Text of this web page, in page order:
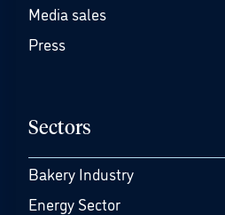
Media sales
Press
Sectors
Bakery Industry
Energy Sector